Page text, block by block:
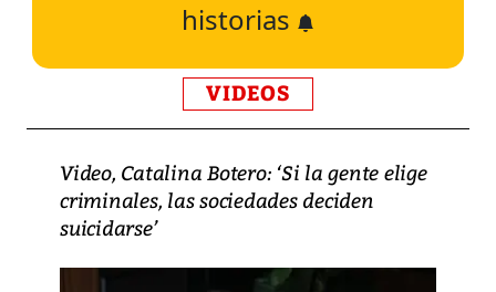
historias
VIDEOS
Video, Catalina Botero: ‘Si la gente elige
criminales, las sociedades deciden
suicidarse’